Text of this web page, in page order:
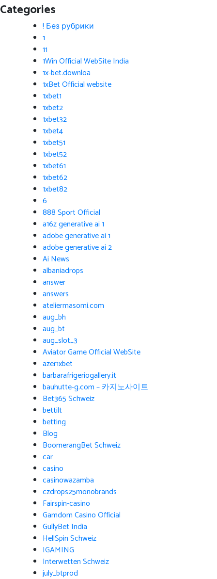
Categories
! Без рубрики
1
11
1Win Official WebSite India
1x-bet.downloa
1xBet Official website
1xbet1
1xbet2
1xbet32
1xbet4
1xbet51
1xbet52
1xbet61
1xbet62
1xbet82
6
888 Sport Official
a16z generative ai 1
adobe generative ai 1
adobe generative ai 2
Ai News
albaniadrops
answer
answers
ateliermasomi.com
aug_bh
aug_bt
aug_slot_3
Aviator Game Official WebSite
azer1xbet
barbarafrigeriogallery.it
bauhutte-g.com – 카지노사이트
Bet365 Schweiz
bettilt
betting
Blog
BoomerangBet Schweiz
car
casino
casinowazamba
czdrops25monobrands
Fairspin-casino
Gamdom Casino Official
GullyBet India
HellSpin Schweiz
IGAMING
Interwetten Schweiz
july_btprod